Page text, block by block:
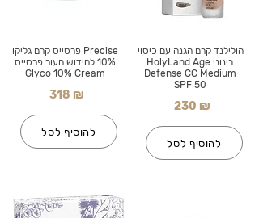
Precise פרסייס קרם גליקו
10% לחידוש העור פרסייס
Glyco 10% Cream
318 ₪
להוסיף לסל
הולילנד קרם הגנה עם כיסוי
בינוני HolyLand Age
Defense CC Medium
SPF 50
230 ₪
להוסיף לסל